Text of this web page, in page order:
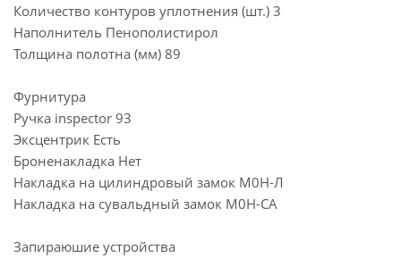
Количество контуров уплотнения (шт.) 3
Наполнитель Пенополистирол
Толщина полотна (мм) 89
Фурнитура
Ручка inspector 93
Эксцентрик Есть
Броненакладка Нет
Накладка на цилиндровый замок М0Н-Л
Накладка на сувальдный замок М0Н-СА
Запираюшие устройства